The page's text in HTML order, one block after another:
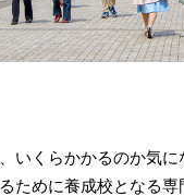
いくらかかるのか気
ために養成校となる専